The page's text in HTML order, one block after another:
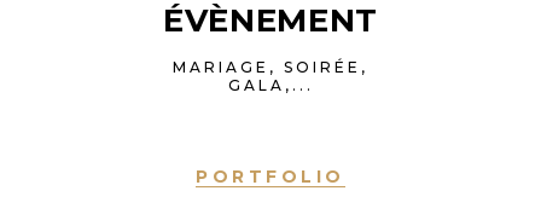
ÉVÈNEMENT
MARIAGE, SOIRÉE,
GALA,...
PORTFOLIO